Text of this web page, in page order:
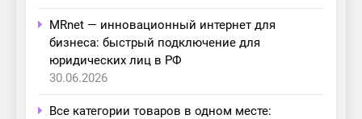
MRnet — инновационный интернет для
бизнеса: быстрый подключение для
юридических лиц в РФ
30.06.2026
Все категории товаров в одном месте: